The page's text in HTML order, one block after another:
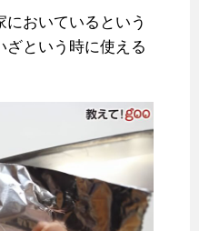
おいているという
ざという時に使える